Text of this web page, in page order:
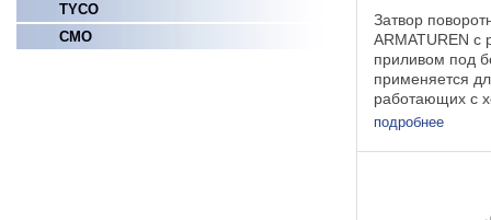
TYCO
СМО
Затвор
ARMATUREN с
приливом под
применяется
работающих с
охлаждающей
подробнее